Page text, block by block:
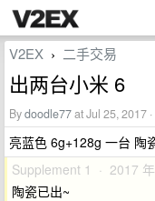
V2EX › 二手交易
出两台小米 6
Bydoodle77at Jul 25, 2017
亮蓝色 6g+128g 一台 陶
Supplement 1 · 2017
陶瓷已出~